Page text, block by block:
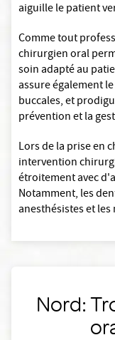
aiguille le patient
Comme tout
chirurgien oral
soin adapté au
assure également
buccales, et
prévention et la
Lors de la prise en
intervention
étroitement avec
Notamment, les
anesthésistes et
Nord: